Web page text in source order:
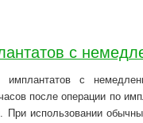
с
имплантатов с
после операции по
При использовании